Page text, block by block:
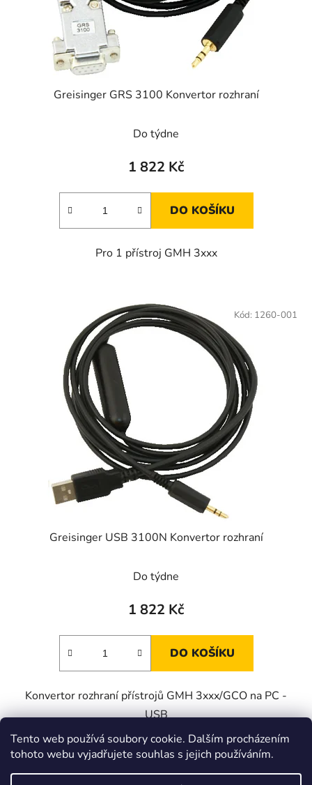
Tento web používá soubory cookie. Dalším procházením
tohoto webu vyjadřujete souhlas s jejich používáním.
Greisinger GRS 3100 Konvertor rozhraní
Do týdne
1 822 Kč
DO KOŠÍKU
Pro 1 přístroj GMH 3xxx
Greisinger USB 3100N Konvertor rozhraní
Do týdne
1 822 Kč
DO KOŠÍKU
Konvertor rozhraní přístrojů GMH 3xxx/GCO na PC -
USB
Kód: 1260-001